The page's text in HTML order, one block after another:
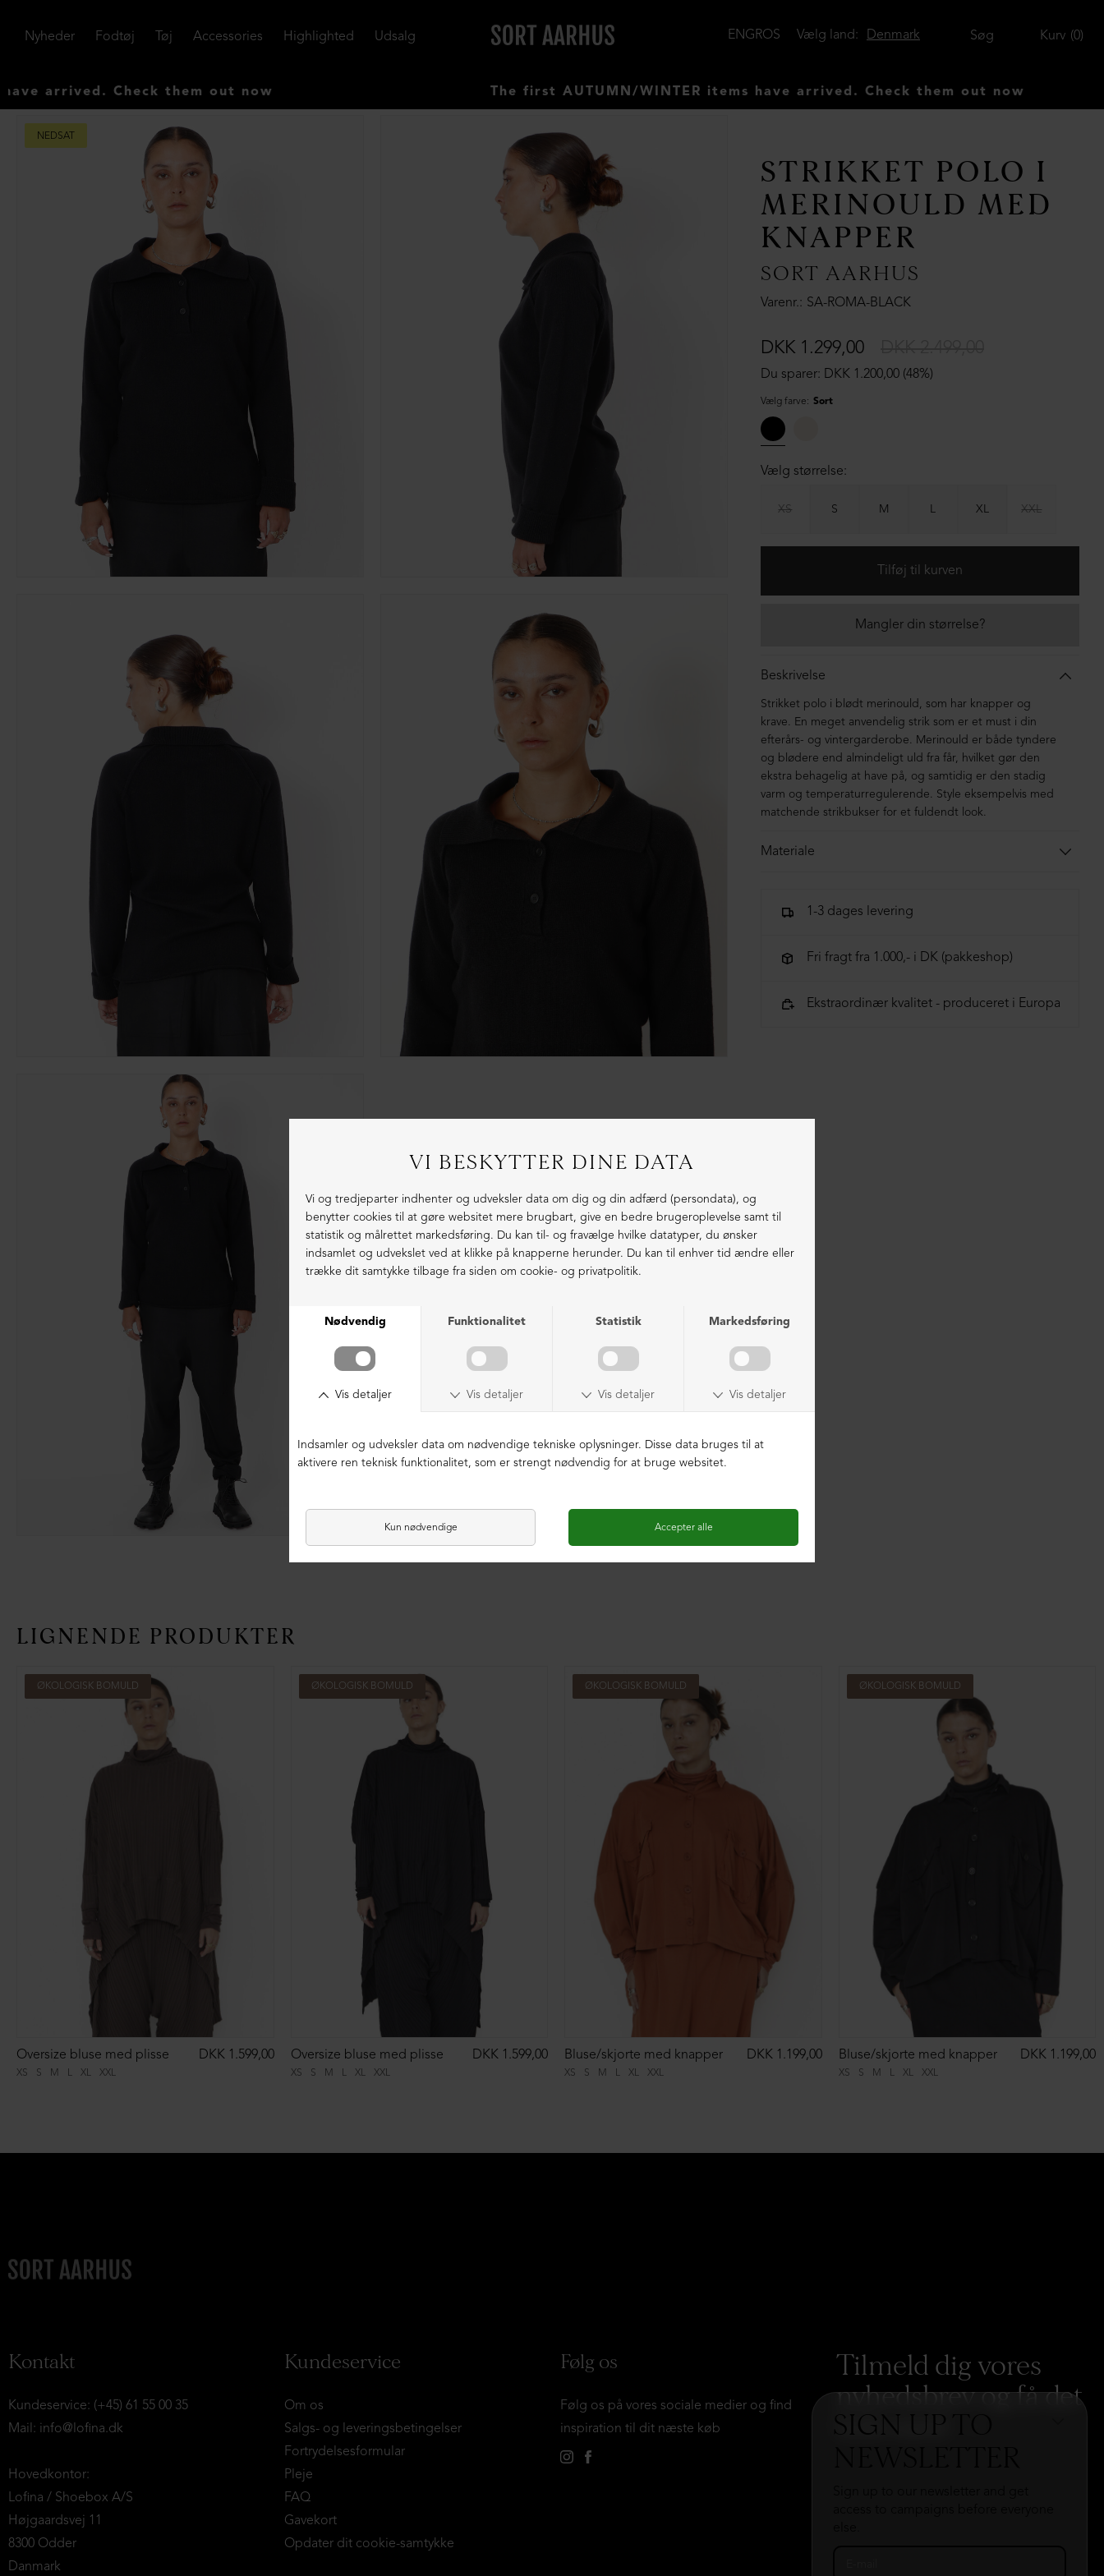
SIGN UP TO
Nyheder Fodtøj Tøj Accessories Highlighted Udsalg Kurv 0
Søg
Denmark
Vælg land:
ENGROS
Check them out now The first AUTUMN/WINTER items have arrived. Check them out now
NEDSAT
STRIKKET POLO I
MERINOULD MED
KNAPPER
SORT AARHUS
Varenr. SA-ROMA-BLACK
Du sparer: DKK 1.200,00 (48%)
DKK 1.299,00
Vælg farve: Sort
Vælg størrelse:
XS S M L XL XXL
Mangler din størrelse?
Beskrivelse
Strikket polo i blødt merinould, som har knapper og
krave. En meget anvendelig strik som er et must i din
efterårs- og vintergarderobe. Merinould er både tyndere
og blødere end almindeligt uld fra får, hvilket gør den
ekstra behagelig at have på, og samtidig er den stadig
varm og temperaturregulerende. Style eksempelvis med
matchende strikbukser for et fuldendt look.
Materiale
1-3 dages levering
Fri fragt fra 1.000,- i DK (pakkeshop)
Ekstraordinær kvalitet - produceret i Europa
LIGNENDE PRODUKTER
ØKOLOGISK BOMULD
XS S M L XL XXL
Oversize bluse med plisse DKK 1.599,00
ØKOLOGISK BOMULD
XS S M L XL XXL
Oversize bluse med plisse DKK 1.599,00
ØKOLOGISK BOMULD
XS S M L XL XXL
Bluse/skjorte med knapper DKK 1.199,00
ØKOLOGISK BOMULD
XS S M L XL XXL
Bluse/skjorte med knapper DKK 1.199,00
Kontakt
Kundeservice: (+45) 61 55 00 35
Mail: info@lofina.dk
Hovedkontor:
Lofina / Shoebox A/S
Højgaardsvej 11
8300 Odder
Danmark
Kundeservice
Om os
Salgs- og leveringsbetingelser
Fortrydelsesformular
Pleje
FAQ
Gavekort
Opdater dit cookie-samtykke
Følg os
Følg os på vores sociale medier og find
inspiration til dit næste køb
Tilmeld dig vores
nyhedsbrev og få det
hele med